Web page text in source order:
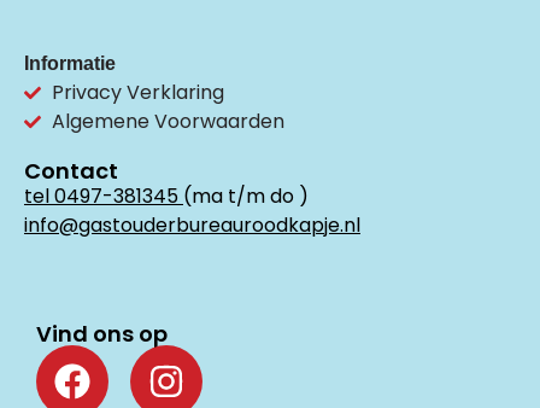
Informatie
Privacy Verklaring
Algemene Voorwaarden
Contact
tel 0497-381345 (ma t/m do )
info@gastouderbureauroodkapje.nl
Vind ons op